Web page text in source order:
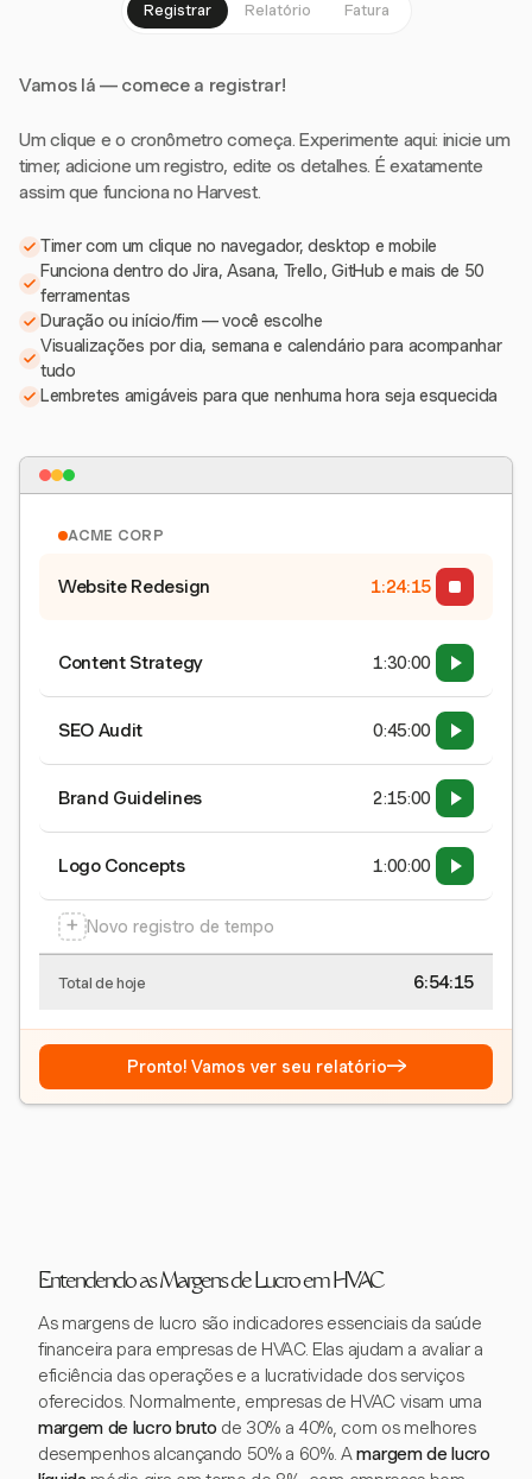
Registrar Relatório Fatura
Vamos lá — comece a registrar!
Um clique e o cronômetro começa. Experimente aqui: inicie um
timer, adicione um registro, edite os detalhes. É exatamente
assim que funciona no Harvest.
Timer com um clique no navegador, desktop e mobile
Funciona dentro do Jira, Asana, Trello, GitHub e mais de 50
ferramentas
Duração ou início/fim — você escolhe
Visualizações por dia, semana e calendário para acompanhar
tudo
Lembretes amigáveis para que nenhuma hora seja esquecida
ACME CORP
Website Redesign 1:24:15
Content Strategy 1:30:00
SEO Audit 0:45:00
Brand Guidelines 2:15:00
Logo Concepts 1:00:00
+ Novo registro de tempo
Total de hoje 6:54:15
Pronto! Vamos ver seu relatório→
Entendendo as Margens de Lucro em HVAC
As margens de lucro são indicadores essenciais da saúde
financeira para empresas de HVAC. Elas ajudam a avaliar a
eficiência das operações e a lucratividade dos serviços
oferecidos. Normalmente, empresas de HVAC visam uma
margem de lucro bruto de 30% a 40%, com os melhores
desempenhos alcançando 50% a 60%. Amargem de lucro